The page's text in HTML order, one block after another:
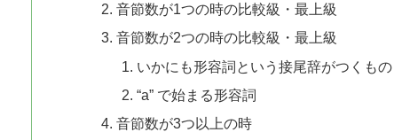
音節数が1つの時の比較級・最上級
音節数が2つの時の比較級・最上級
いかにも形容詞という接尾辞がつくもの
“a” で始まる形容詞
音節数が3つ以上の時